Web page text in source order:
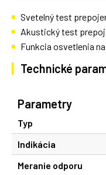
Svetelný test
Akustický test
Funkcia osvetlenia
Technické
Parametry
Typ
Indikácia
Meranie odporu